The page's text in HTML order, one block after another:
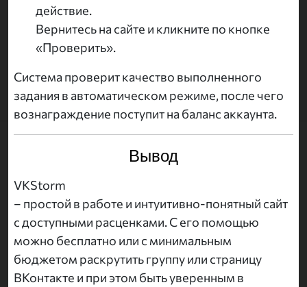
действие.
Вернитесь на сайте и кликните по кнопке
«Проверить».
Система проверит качество выполненного
задания в автоматическом режиме, после чего
вознаграждение поступит на баланс аккаунта.
Вывод
VKStorm
– простой в работе и интуитивно-понятный сайт
с доступными расценками. С его помощью
можно бесплатно или с минимальным
бюджетом раскрутить группу или страницу
ВКонтакте и при этом быть уверенным в